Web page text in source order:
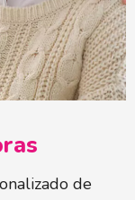
de